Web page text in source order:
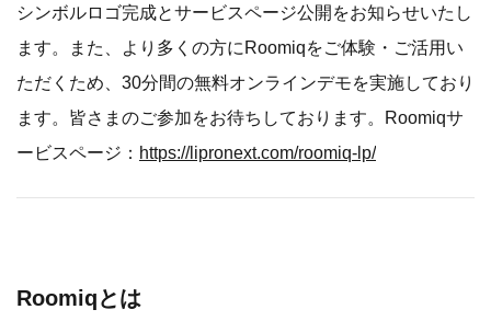
シンボルロゴ完成とサービスページ公開をお知らせいたし
ます。また、より多くの方にRoomiqをご体験・ご活用い
ただくため、30分間の無料オンラインデモを実施しており
ます。皆さまのご参加をお待ちしております。Roomiqサ
ービスページ： https://lipronext.com/roomiq-lp/
Roomiqとは